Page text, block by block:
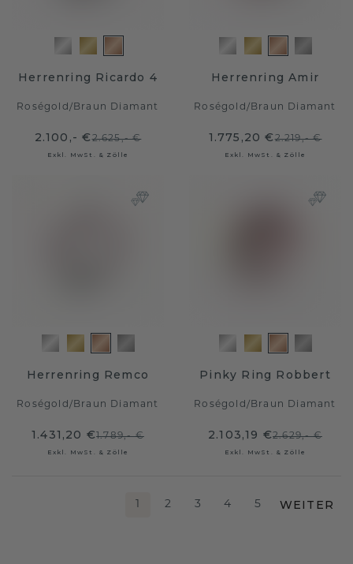
Herrenring Ricardo 4
Roségold / Braun Diamant
2.100,- €2.625,- €
Exkl. MwSt. & Zölle
Herrenring Amir
Roségold / Braun Diamant
1.775,20 €2.219,- €
Exkl. MwSt. & Zölle
Herrenring Remco
Roségold / Braun Diamant
1.431,20 €1.789,- €
Exkl. MwSt. & Zölle
Pinky Ring Robbert
Roségold / Braun Diamant
2.103,19 €2.629,- €
Exkl. MwSt. & Zölle
1 2 3 4 5 WEITER